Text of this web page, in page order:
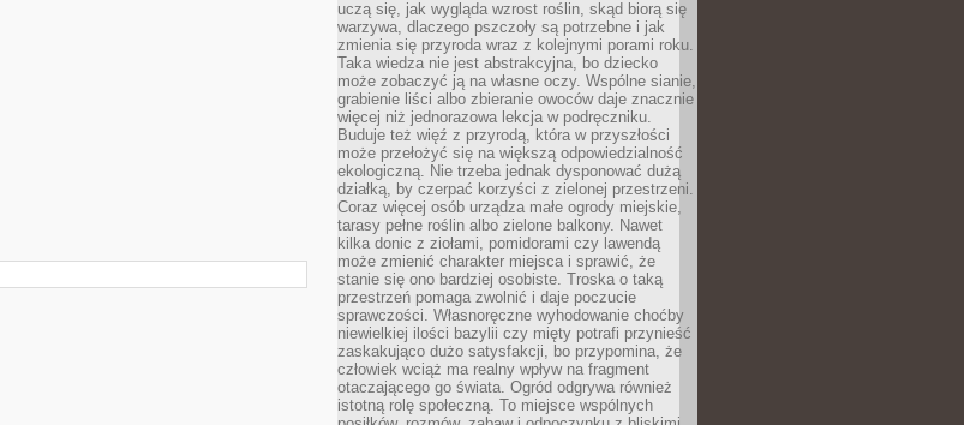
uczą się, jak wygląda wzrost roślin, skąd biorą się
warzywa, dlaczego pszczoły są potrzebne i jak
zmienia się przyroda wraz z kolejnymi porami roku.
Taka wiedza nie jest abstrakcyjna, bo dziecko
może zobaczyć ją na własne oczy. Wspólne sianie,
grabienie liści albo zbieranie owoców daje znacznie
więcej niż jednorazowa lekcja w podręczniku.
Buduje też więź z przyrodą, która w przyszłości
może przełożyć się na większą odpowiedzialność
ekologiczną. Nie trzeba jednak dysponować dużą
działką, by czerpać korzyści z zielonej przestrzeni.
Coraz więcej osób urządza małe ogrody miejskie,
tarasy pełne roślin albo zielone balkony. Nawet
kilka donic z ziołami, pomidorami czy lawendą
może zmienić charakter miejsca i sprawić, że
stanie się ono bardziej osobiste. Troska o taką
przestrzeń pomaga zwolnić i daje poczucie
sprawczości. Własnoręczne wyhodowanie choćby
niewielkiej ilości bazylii czy mięty potrafi przynieść
zaskakująco dużo satysfakcji, bo przypomina, że
człowiek wciąż ma realny wpływ na fragment
otaczającego go świata. Ogród odgrywa również
istotną rolę społeczną. To miejsce wspólnych